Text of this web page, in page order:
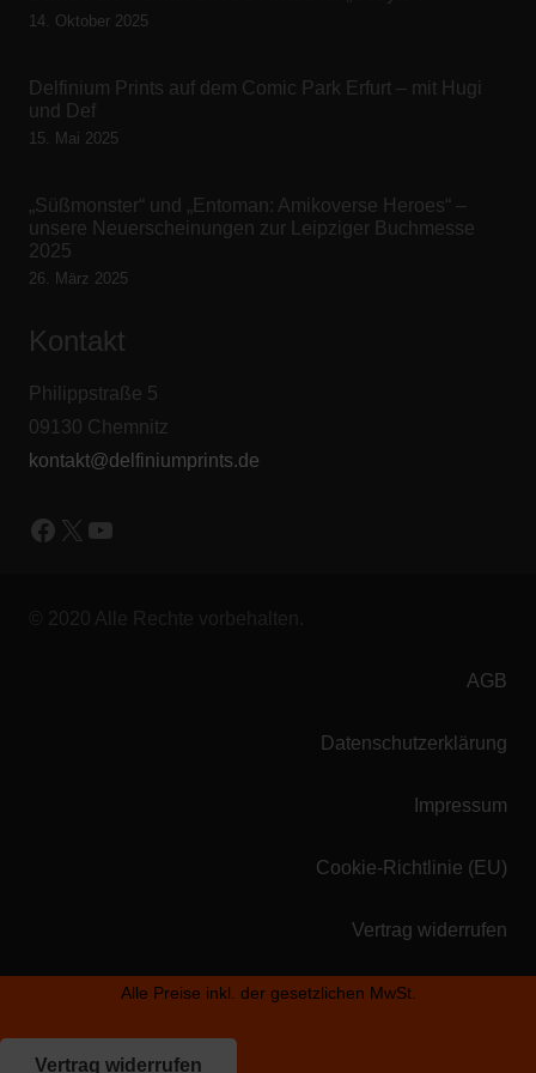
14. Oktober 2025
Delfinium Prints auf dem Comic Park Erfurt – mit Hugi
und Def
15. Mai 2025
„Süßmonster“ und „Entoman: Amikoverse Heroes“ –
unsere Neuerscheinungen zur Leipziger Buchmesse
2025
26. März 2025
Kontakt
Philippstraße 5
09130 Chemnitz
kontakt@delfiniumprints.de
Facebook
X YouTube
AGB
Datenschutzerklärung
Impressum
Cookie-Richtlinie (EU)
Vertrag widerrufen
Alle Preise inkl. der gesetzlichen MwSt.
Vertrag widerrufen